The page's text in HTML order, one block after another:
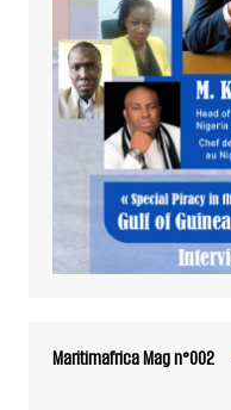
Maritimafrica Mag n°002